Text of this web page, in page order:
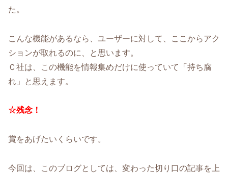
た。
こんな機能があるなら、ユーザーに対して、ここからアク
ションが取れるのに、と思います。
Ｃ社は、この機能を情報集めだけに使っていて「持ち腐
れ」と思えます。
☆残念！
賞をあげたいくらいです。
今回は、このブログとしては、変わった切り口の記事を上